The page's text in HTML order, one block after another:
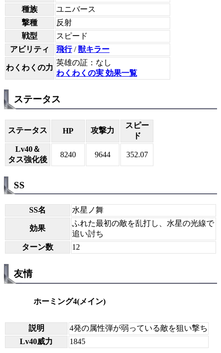
種族
ユニバース
撃種
反射
戦型
スピード
アビリティ
飛行/獣キラー
わくわくの力
英雄の証：なし
わくわくの実 効果一覧
ステータス
ステータス HP 攻撃力
スピー
ド
Lv40＆
タス強化後
8240 9644 352.07
SS
SS名 水星ノ舞
効果
ふれた最初の敵を乱打し、水星の光線で
追い討ち
ターン数
12
友情
ホーミング4(メイン)
説明
4発の属性弾が弱っている敵を狙い撃ち
Lv40威力
1845